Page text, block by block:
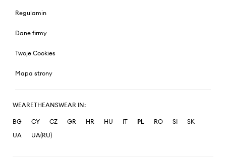
Regulamin
Dane firmy
Twoje Cookies
Mapa strony
WEARETHEANSWEAR IN:
BG CY CZ GR HR HU IT PL RO SI
SK
UA
UA(RU)